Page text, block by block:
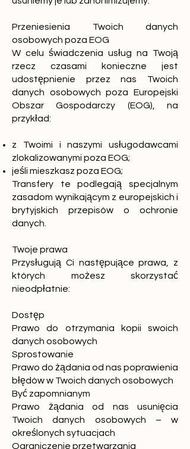
Przeniesienia Twoich danych
osobowych poza EOG
W celu świadczenia usług na Twoją
rzecz czasami konieczne jest
udostępnienie przez nas Twoich
danych osobowych poza Europejski
Obszar Gospodarczy (EOG), na
przykład:
z Twoimi i naszymi usługodawcami
zlokalizowanymi poza EOG;
jeśli mieszkasz poza EOG;
Transfery te podlegają specjalnym
zasadom wynikającym z europejskich i
brytyjskich przepisów o ochronie
danych.
Twoje prawa
Przysługują Ci następujące prawa, z
których możesz skorzystać
nieodpłatnie:
Dostęp
Prawo do otrzymania kopii swoich
danych osobowych
Sprostowanie
Prawo do żądania od nas poprawienia
błędów w Twoich danych osobowych
Być zapomnianym
Prawo żądania od nas usunięcia
Twoich danych osobowych – w
określonych sytuacjach
Ograniczenie przetwarzania